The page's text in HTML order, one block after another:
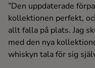
”Den uppdaterade
kollektionen perfekt,
allt falla på plats. Jag
med den nya
whiskyn tala för sig